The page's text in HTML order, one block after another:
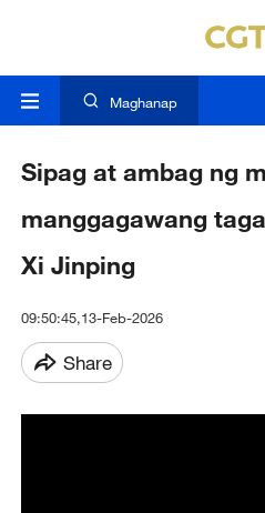
Maghanap
Sipag at ambag ng
manggagawang
Xi Jinping
09:50:45,13-Feb-2026
Share